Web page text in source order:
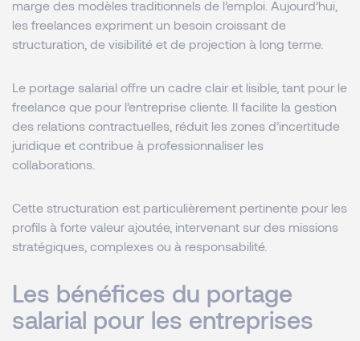
marge des modèles traditionnels de l’emploi. Aujourd’hui,
les freelances expriment un besoin croissant de
structuration, de visibilité et de projection à long terme.
Le portage salarial offre un cadre clair et lisible, tant pour le
freelance que pour l’entreprise cliente. Il facilite la gestion
des relations contractuelles, réduit les zones d’incertitude
juridique et contribue à professionnaliser les
collaborations.
Cette structuration est particulièrement pertinente pour les
profils à forte valeur ajoutée, intervenant sur des missions
stratégiques, complexes ou à responsabilité.
Les bénéfices du portage
salarial pour les entreprises